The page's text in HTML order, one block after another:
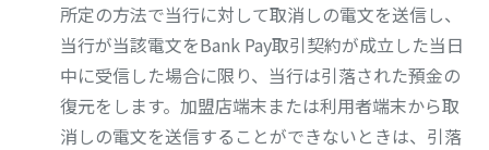
所定の方法で当行に対して取消しの電文を送信し、
当行が当該電文をBank Pay取引契約が成立した当日
中に受信した場合に限り、当行は引落された預金の
復元をします。加盟店端末または利用者端末から取
消しの電文を送信することができないときは、引落